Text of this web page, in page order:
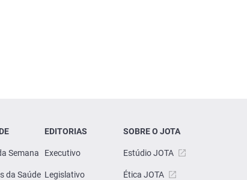
Semana
da Saúde
EDITORIAS
Executivo
Legislativo
SOBRE O JOTA
Estúdio JOTA
Ética JOTA